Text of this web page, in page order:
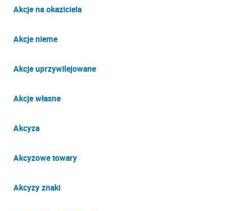
Akcje na okaziciela
Akcje nieme
Akcje uprzywilejowane
Akcje własne
Akcyza
Akcyzowe towary
Akcyzy znaki